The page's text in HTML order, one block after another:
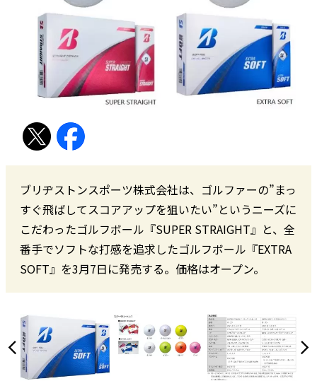
ブリヂストンスポーツ株式会社は、ゴルファーの”まっ
すぐ飛ばしてスコアアップを狙いたい”というニーズに
こだわったゴルフボール『SUPER STRAIGHT』と、全
番手でソフトな打感を追求したゴルフボール『EXTRA
SOFT』を3月7日に発売する。価格はオープン。